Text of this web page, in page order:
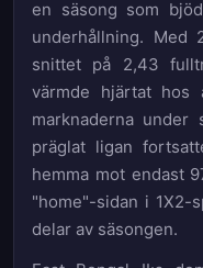
en säsong som
underhållning. Med
snittet på 2,43
värmde hjärtat hos
marknaderna under
präglat ligan
hemma mot endast
"home"-sidan i 1X2-
delar av säsongen.